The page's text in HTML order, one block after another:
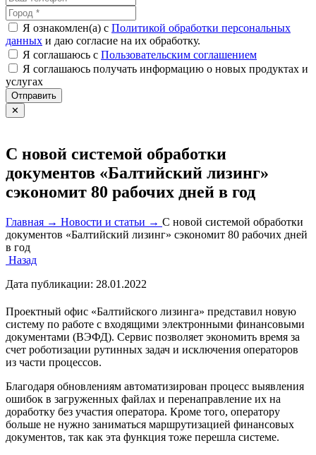
Я ознакомлен(а) с Политикой обработки персональных
данных и даю согласие на их обработку.
Я соглашаюсь c Пользовательским соглашением
Я соглашаюсь получать информацию о новых продуктах и
услугах
Отправить
✕
С новой системой обработки
документов «Балтийский лизинг»
сэкономит 80 рабочих дней в год
Главная → Новости и статьи → С новой системой обработки
документов «Балтийский лизинг» сэкономит 80 рабочих дней
в год
Назад
Дата публикации: 28.01.2022
Проектный офис «Балтийского лизинга» представил новую
систему по работе с входящими электронными финансовыми
документами (ВЭФД). Сервис позволяет экономить время за
счет роботизации рутинных задач и исключения операторов
из части процессов.
Благодаря обновлениям автоматизирован процесс выявления
ошибок в загруженных файлах и перенаправление их на
доработку без участия оператора. Кроме того, оператору
больше не нужно заниматься маршрутизацией финансовых
документов, так как эта функция тоже перешла системе.